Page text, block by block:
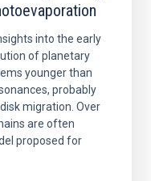
into the early
of planetary
younger than
probably
migration. Over
are often
proposed for